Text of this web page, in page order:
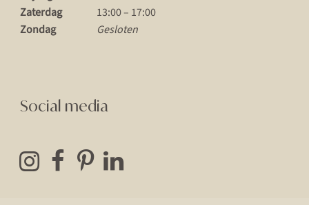
Zaterdag
13:00 – 17:00
Zondag
Gesloten
Social media